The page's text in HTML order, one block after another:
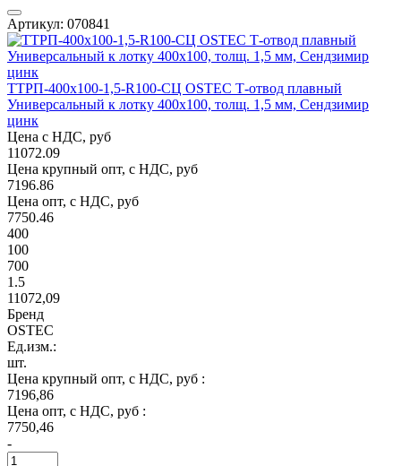
Артикул: 070841
ТТРП-400х100-1,5-R100-СЦ OSTEC Т-отвод плавный
Универсальный к лотку 400х100, толщ. 1,5 мм, Сендзимир
цинк
Цена с НДС, руб
11072.09
Цена крупный опт, с НДС, руб
7196.86
Цена опт, с НДС, руб
7750.46
400
100
700
1.5
11072,09
Бренд
OSTEC
Ед.изм.:
шт.
Цена крупный опт, с НДС, руб :
7196,86
Цена опт, с НДС, руб :
7750,46
-